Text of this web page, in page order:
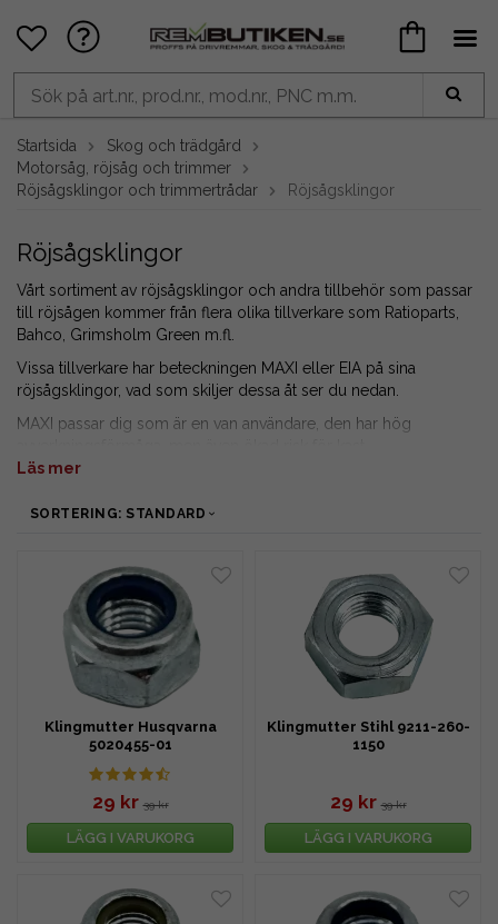
Startsida
Skog och trädgård
Motorsåg, röjsåg och trimmer
Röjsågsklingor och trimmertrådar
Röjsågsklingor
Röjsågsklingor
Vårt sortiment av röjsågsklingor och andra tillbehör som passar
till röjsågen kommer från flera olika tillverkare som Ratioparts,
Bahco, Grimsholm Green m.fl.
Vissa tillverkare har beteckningen MAXI eller EIA på sina
röjsågsklingor, vad som skiljer dessa åt ser du nedan.
MAXI passar dig som är en van användare, den har hög
EIA passar dig som är hobbyanvändare, den är inte lika
Läs mer
SORTERING: STANDARD
Klingmutter Husqvarna
5020455-01
29 kr 39 kr
LÄGG I VARUKORG
Klingmutter Stihl 9211-260-
1150
29 kr 39 kr
LÄGG I VARUKORG